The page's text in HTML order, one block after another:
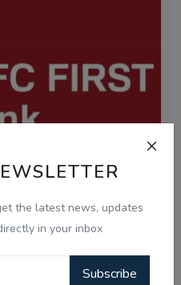
the latest news, updates
in your inbox
Subscribe
ਦੋਸ਼ੀ ਨਲਿਨੀ ਮਲਿਕ ਨੇ